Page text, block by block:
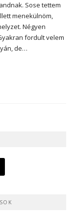
Sose tettem
menekülnöm,
Négyen
fordult velem
de…